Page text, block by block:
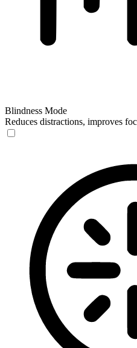
Blindness Mode
Reduces distractions, improves